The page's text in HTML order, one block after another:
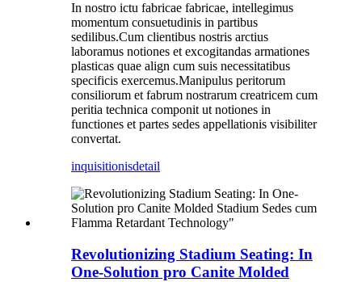
In nostro ictu fabricae fabricae, intellegimus
momentum consuetudinis in partibus
sedilibus.Cum clientibus nostris arctius
laboramus notiones et excogitandas armationes
plasticas quae align cum suis necessitatibus
specificis exercemus.Manipulus peritorum
consiliorum et fabrum nostrarum creatricem cum
peritia technica componit ut notiones in
functiones et partes sedes appellationis visibiliter
convertat.
inquisitionisdetail
Revolutionizing Stadium Seating: In
One-Solution pro Canite Molded